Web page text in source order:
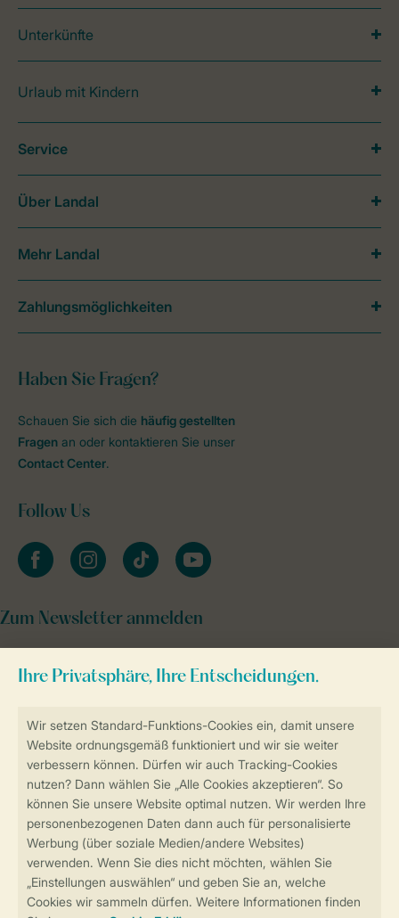
Sicherstellung Deiner Privatsphäre
Sicher und schnell zur Online-Buchung
Sichere Datenübertragung
Sicheres Bezahlen
Unterkünfte
Urlaub mit Kindern
Haben Sie Fragen?
Schauen Sie sich die häufig gestellten
Fragen an oder kontaktieren Sie unser
Contact Center.
Follow Us
facebookinstagramtiktok youtube
Zum Newsletter anmelden
Service
Über Landal
Mehr Landal
Zahlungsmöglichkeiten